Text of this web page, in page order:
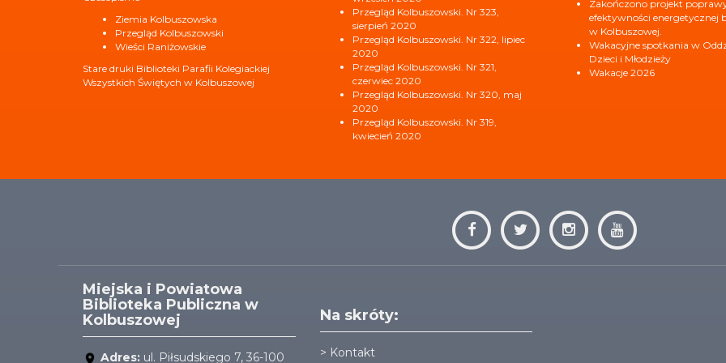
Ziemia Kolbuszowska
Przegląd Kolbuszowski
Wieści Raniżowskie
Stare druki Biblioteki Parafii Kolegiackiej
Wszystkich Świętych w Kolbuszowej
Przegląd Kolbuszowski. Nr 323,
sierpień 2020
Przegląd Kolbuszowski. Nr 322, lipiec
2020
Przegląd Kolbuszowski. Nr 321,
czerwiec 2020
Przegląd Kolbuszowski. Nr 320, maj
2020
Przegląd Kolbuszowski. Nr 319,
kwiecień 2020
Zakończono projekt
efektywności energetycznej
w Kolbuszowej.
Wakacyjne spotkania w
Dzieci i Młodzieży
Wakacje 2026
Miejska i Powiatowa
Biblioteka Publiczna w
Kolbuszowej
Adres: ul. Piłsudskiego 7, 36-100
Na skróty:
> Kontakt